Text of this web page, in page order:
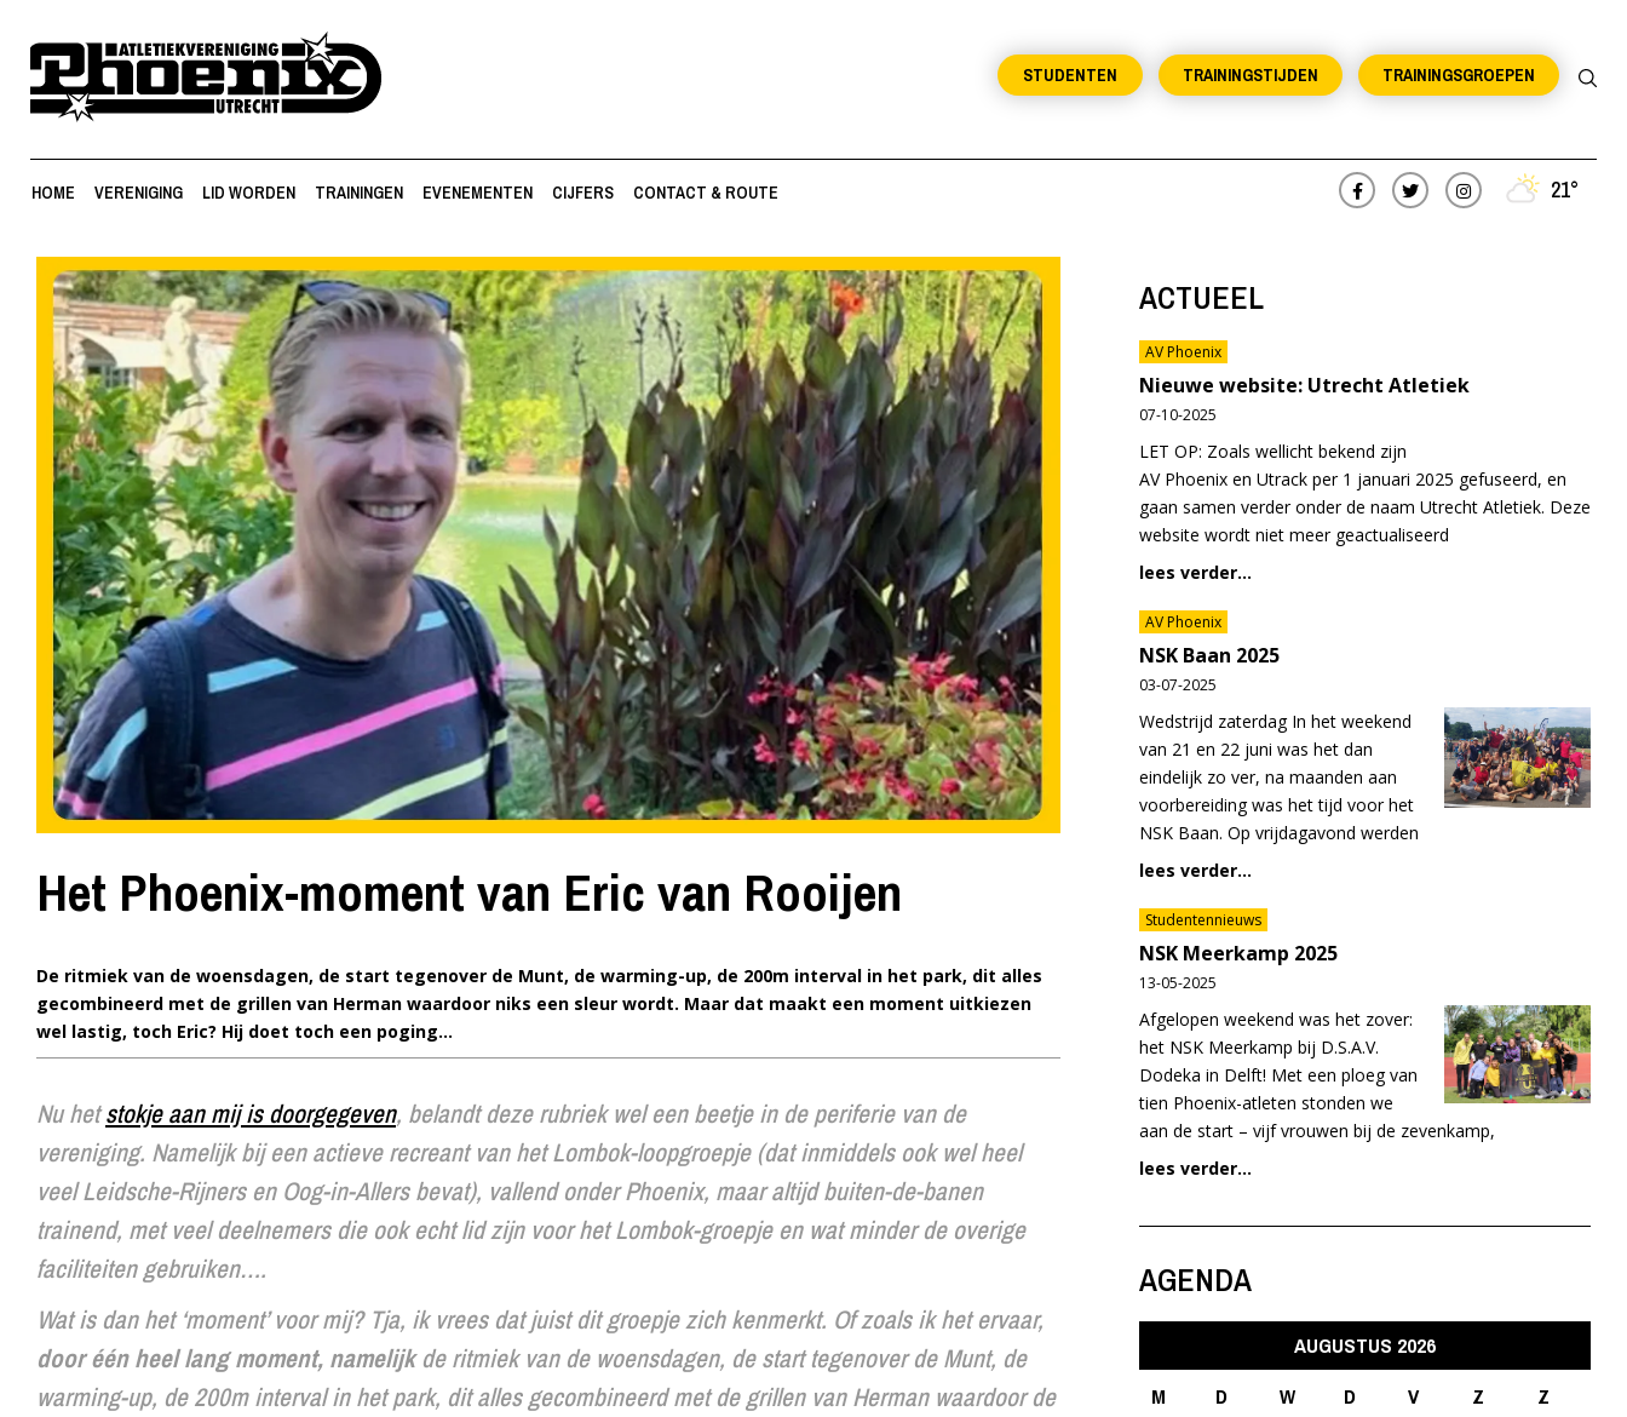
TRAININGSGROEPEN
TRAININGSTIJDEN
STUDENTEN
HOME VERENIGING LID WORDEN TRAININGEN EVENEMENTEN CIJFERS CONTACT & ROUTE 21°
Het Phoenix-moment van Eric van Rooijen
De ritmiek van de woensdagen, de start tegenover de Munt, de warming-up, de 200m interval in het park, dit alles
gecombineerd met de grillen van Herman waardoor niks een sleur wordt. Maar dat maakt een moment uitkiezen
wel lastig, toch Eric? Hij doet toch een poging…
Nu hetstokje aan mij is doorgegeven, belandt deze rubriek wel een beetje in de periferie van de
vereniging. Namelijk bij een actieve recreant van het Lombok-loopgroepje (dat inmiddels ook wel heel
veel Leidsche-Rijners en Oog-in-Allers bevat), vallend onder Phoenix, maar altijd buiten-de-banen
trainend, met veel deelnemers die ook echt lid zijn voor het Lombok-groepje en wat minder de overige
faciliteiten gebruiken….
Wat is dan het ‘moment’ voor mij? Tja, ik vrees dat juist dit groepje zich kenmerkt. Of zoals ik het ervaar,
door één heel lang moment, namelijkde ritmiek van de woensdagen, de start tegenover de Munt, de
warming-up, de 200m interval in het park, dit alles gecombineerd met de grillen van Herman waardoor de
ACTUEEL
AV Phoenix
Nieuwe website: Utrecht Atletiek
07-10-2025
LET OP: Zoals wellicht bekend zijn
AV Phoenix en Utrack per 1 januari 2025 gefuseerd, en
gaan samen verder onder de naam Utrecht Atletiek. Deze
website wordt niet meer geactualiseerd
lees verder...
AV Phoenix
NSK Baan 2025
03-07-2025
Wedstrijd zaterdag In het weekend
van 21 en 22 juni was het dan
eindelijk zo ver, na maanden aan
voorbereiding was het tijd voor het
NSK Baan. Op vrijdagavond werden
lees verder...
Studentennieuws
NSK Meerkamp 2025
13-05-2025
Afgelopen weekend was het zover:
het NSK Meerkamp bij D.S.A.V.
Dodeka in Delft! Met een ploeg van
tien Phoenix-atleten stonden we
aan de start – vijf vrouwen bij de zevenkamp,
lees verder...
AGENDA
AUGUSTUS 2026
M
D W D V Z Z